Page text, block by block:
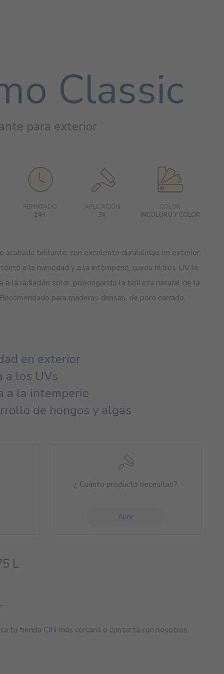
Classic
para exterior
REPINTADO
24H
APLICACIÓN
3X
COLOR
INCOLORO Y COLOR
acabado brillante, con excelente durabilidad en exterior.
a la humedad y a la intemperie, cuyos filtros UV le
a la radiación solar, prolongando la belleza natural de la
para maderas densas, de poro cerrado.
en exterior
a los UVs
a la intemperie
de hongos y algas
¿ Cuánto producto necesitas?
Abrir
L
tu tienda CIN más cercana o contacta con nosotros.